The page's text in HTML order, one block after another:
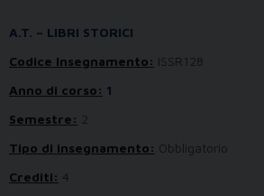
A.T. – LIBRI STORICI
Codice Insegnamento: ISSR128
Anno di corso: 1
Semestre: 2
Tipo di insegnamento: Obbligatorio
Crediti: 4